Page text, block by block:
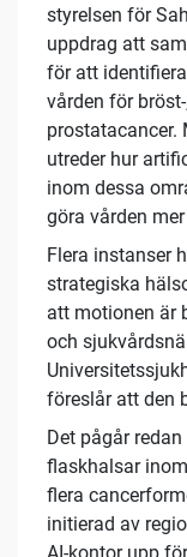
styrelsen för
uppdrag att
för att
vården för
prostatacancer.
utreder hur
inom dessa
göra vården
Flera instanser
strategiska
att motionen är
och
föreslår att den
Det pågår
flaskhalsar
flera
initierad av